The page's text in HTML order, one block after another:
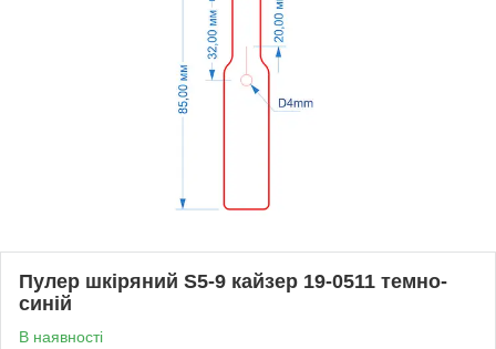
Пулер шкіряний S5-9 кайзер 19-0511 темно-
синій
В наявності